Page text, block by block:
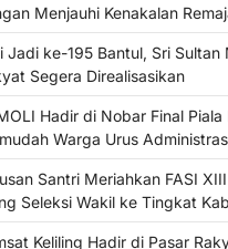
Menjauhi Kenakalan
Jadi ke-195 Bantul, Sri
Segera Direalisasikan
Hadir di Nobar Final
Warga Urus
Santri Meriahkan FASI
Seleksi Wakil ke Tingkat
Keliling Hadir di Pasar